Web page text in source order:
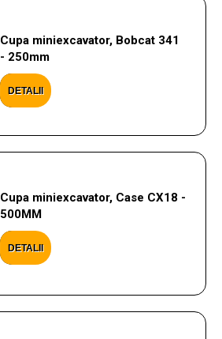
Cupa miniexcavator, Bobcat 341
- 250mm
DETALII
Cupa miniexcavator, Case CX18 -
500MM
DETALII